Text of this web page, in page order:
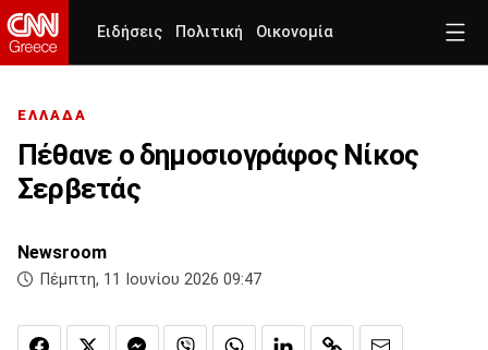
Ειδήσεις Πολιτική Οικονομία
ΕΛΛΑΔΑ
Πέθανε ο δημοσιογράφος Νίκος
Σερβετάς
Newsroom
Πέμπτη, 11 Ιουνίου 2026 09:47